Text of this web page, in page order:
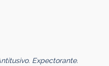
Expectorante.